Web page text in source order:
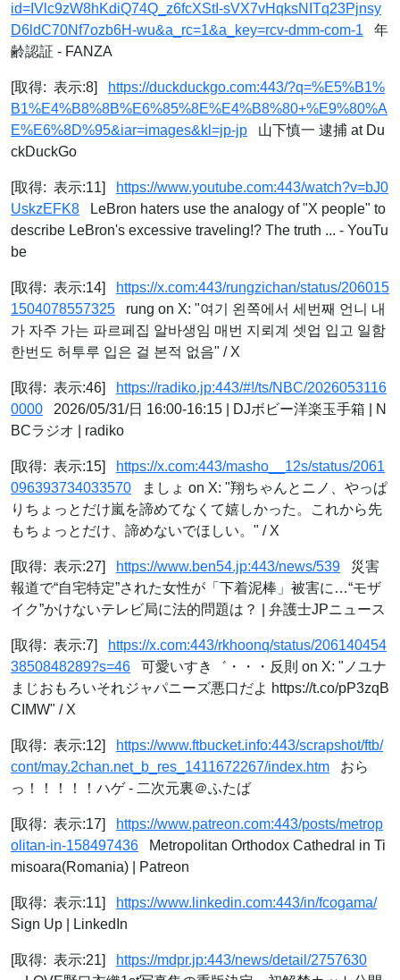
id=IVlc9zW8hKdiQ74Q_z6fcXStI-sVX7vHqksNITq23Pjnsy
D6ldC70Nf7ozb6H-wu&a_rc=1&a_key=rcv-dmm-com-1 年
齢認証 - FANZA
[取得: 表示:8]
https://duckduckgo.com:443/?q=%E5%B1%
B1%E4%B8%8B%E6%85%8E%E4%B8%80+%E9%80%A
E%E6%8D%95&iar=images&kl=jp-jp 山下慎一 逮捕 at Du
ckDuckGo
[取得: 表示:11]
https://www.youtube.com:443/watch?v=bJ0
UskzEFK8 LeBron haters use the analogy of "X people" to
describe LeBron's excessive traveling!? The truth ... - YouTu
be
[取得: 表示:14]
https://x.com:443/rungzichan/status/206015
1504078557325 rung on X: "여기 왼쪽에서 세번째 언니 내
가 자주 가는 파르페집 알바생임 매번 지뢰계 셋업 입고 일함
한번도 허투루 입은 걸 본적 없음" / X
[取得: 表示:46]
https://radiko.jp:443/#!/ts/NBC/2026053116
0000 2026/05/31/日 16:00-16:15 | DJボビー洋楽玉手箱 | N
BCラジオ | radiko
[取得: 表示:15]
https://x.com:443/masho__12s/status/2061
096393734033570 ましょ on X: "翔ちゃんとニノ、やっぱ
りちょっとだけ嵐を諦めてなくて嬉しかった。これから先
もちょっとだけ、諦めないでほしい。" / X
[取得: 表示:27] https://www.ben54.jp:443/news/539 災害
報道で“自宅特定”された女性が「下着泥棒」被害に…“モザ
イク”かけないテレビ局に法的問題は？ | 弁護士JPニュース
[取得: 表示:7]
https://x.com:443/rkhoonq/status/206140454
3850848289?s=46 可愛いすき゛・・・反則 on X: "ノユナ
まじおもろいそれジャパニーズ悪口だよ https://t.co/pP3zqB
CIMW" / X
[取得: 表示:12]
https://www.ftbucket.info:443/scrapshot/ftb/
cont/may.2chan.net_b_res_1411672267/index.htm おら
っ！！！！！ハゲ - 二次元裏＠ふたば
[取得: 表示:17]
https://www.patreon.com:443/posts/metrop
olitan-in-158497436 Metropolitan Orthodox Cathedral in Ti
misoara(Romania) | Patreon
[取得: 表示:11]
https://www.linkedin.com:443/in/fcogama/
Sign Up | LinkedIn
[取得: 表示:21]
https://mdpr.jp:443/news/detail/2757630